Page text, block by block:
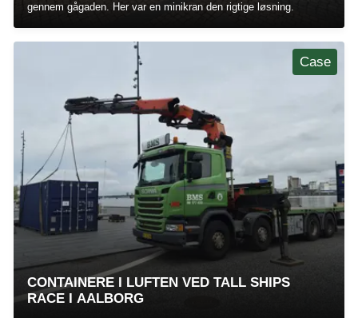
gennem gågaden. Her var en minikran den rigtige løsning.
Case
CONTAINERE I LUFTEN VED TALL SHIPS
RACE I AALBORG